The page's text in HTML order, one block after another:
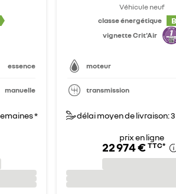
essence
manuelle
*
Véhicule neuf
classe énergétique
B
vignette Crit'Air
moteur
transmission
délai moyen de livraison:
prix en ligne
22 974 € TTC*